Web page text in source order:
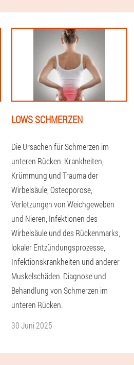
LOWS SCHMERZEN
Die Ursachen für Schmerzen im
unteren Rücken: Krankheiten,
Krümmung und Trauma der
Wirbelsäule, Osteoporose,
Verletzungen von Weichgeweben
und Nieren, Infektionen des
Wirbelsäule und des Rückenmarks,
lokaler Entzündungsprozesse,
Infektionskrankheiten und anderer
Muskelschäden. Diagnose und
Behandlung von Schmerzen im
unteren Rücken.
30 Juni 2025